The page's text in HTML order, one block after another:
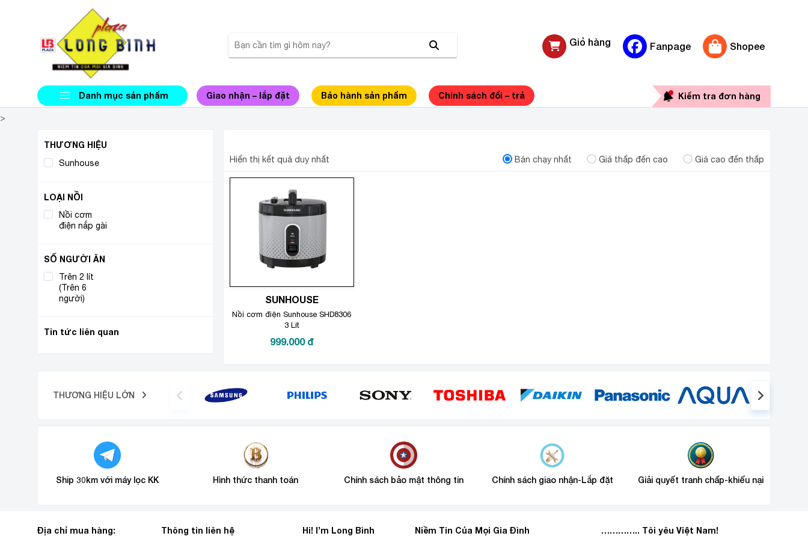
Giỏ hàng Fanpage Shopee
Danh mục sản phẩm Giao nhận – lắp đặt Bảo hành sản phẩm Chính sách đổi – trả Kiểm tra đơn hàng
>
Hiển thị kết quả duy nhất Bán chạy nhất Giá thấp đến cao Giá cao đến thấp
SUNHOUSE
Nồi cơm điện Sunhouse SHD8306
3 Lít
999.000 đ
THƯƠNG HIỆU
Sunhouse
LOẠI NỒI
Nồi cơm
điện nắp gài
SỐ NGƯỜI ĂN
Trên 2 lít
(Trên 6
người)
Tin tức liên quan
THƯƠNG HIỆU LỚN
Ship 30km với máy lọc KK Hình thức thanh toán Chính sách bảo mật thông tin Chính sách giao nhận-Lắp đặt Giải quyết tranh chấp-khiếu nại
Địa chỉ mua hàng: Thông tin liên hệ Hi! I’m Long Bình Niềm Tin Của Mọi Gia Đình ………….. Tôi yêu Việt Nam!